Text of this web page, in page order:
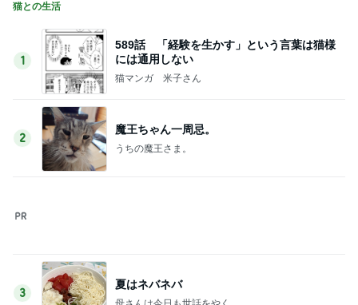
猫との生活
1
589話 「経験を生かす」という言葉は猫様
には通用しない
猫マンガ 米子さん
2
魔王ちゃん一周忌。
うちの魔王さま。
3
4
あの儀式のための装置